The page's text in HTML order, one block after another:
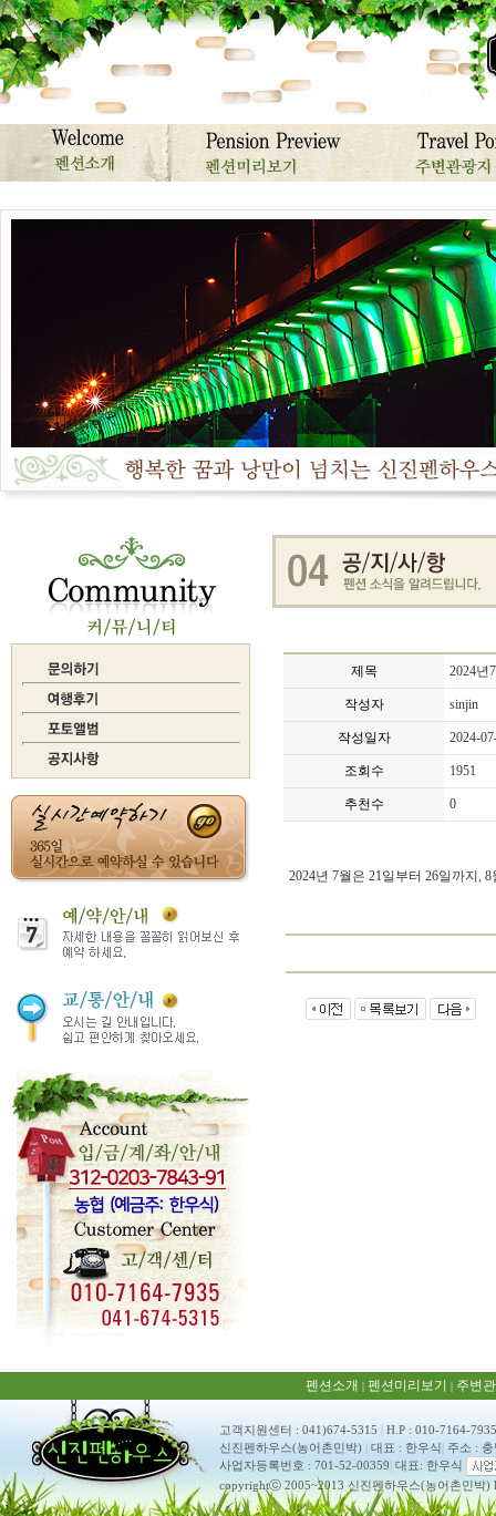
제목 2024년
작성자 sinjin
작성일자 2024-
조회수 1951
추천수 0
2024년 7월은 21일부터 26
펜션소개 | 펜션미리보기 | 주변
고객지원센터 : 041)674-5315 | H.P : 010-7164-7935
신진펜하우스(농어촌민박) | 대표 : 한우식| 주소 :
사업자등록번호 : 701-52-00359 대표: 한우식
copyrightⓒ 2005~2013 신진펜하우스(농어촌민박)